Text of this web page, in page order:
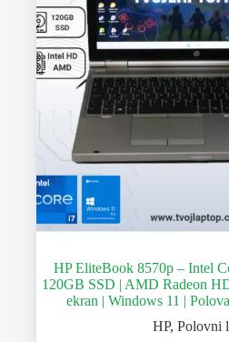
HP EliteBook 8570p – Intel
120GB SSD | AMD Radeon
ekran | Windows 11 |
HP, Polovni